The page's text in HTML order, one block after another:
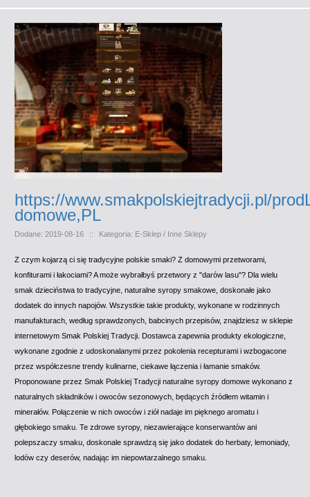
https://www.smakpolskiejtradycji.pl/
domowe,PL
Dodane: 2019-08-16 :: Kategoria: E-Sklep / Inne Sklepy
Z czym kojarzą ci się tradycyjne polskie smaki? Z domowymi przetworami,
konfiturami i łakociami? A może wybrałbyś przetwory z "darów lasu"? Dla wielu
smak dzieciństwa to tradycyjne, naturalne syropy smakowe, doskonałe jako
dodatek do innych napojów. Wszystkie takie produkty, wykonane w rodzinnych
manufakturach, według sprawdzonych, babcinych przepisów, znajdziesz w sklepie
internetowym Smak Polskiej Tradycji. Dostawca zapewnia produkty ekologiczne,
wykonane zgodnie z udoskonalanymi przez pokolenia recepturami i wzbogacone
przez współczesne trendy kulinarne, ciekawe łączenia i łamanie smaków.
Proponowane przez Smak Polskiej Tradycji naturalne syropy domowe wykonano z
naturalnych składników i owoców sezonowych, będących źródłem witamin i
minerałów. Połączenie w nich owoców i ziół nadaje im pięknego aromatu i
głębokiego smaku. Te zdrowe syropy, niezawierające konserwantów ani
polepszaczy smaku, doskonale sprawdzą się jako dodatek do herbaty, lemoniady,
lodów czy deserów, nadając im niepowtarzalnego smaku.